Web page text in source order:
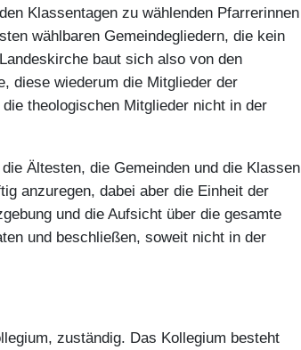
Klassentagen zu wählenden Pfarrerinnen
wählbaren Gemeindegliedern, die kein
baut sich also von den
diese wiederum die Mitglieder der
theologischen Mitglieder nicht in der
Ältesten, die Gemeinden und die Klassen
anzuregen, dabei aber die Einheit der
und die Aufsicht über die gesamte
und beschließen, soweit nicht in der
zuständig. Das Kollegium besteht